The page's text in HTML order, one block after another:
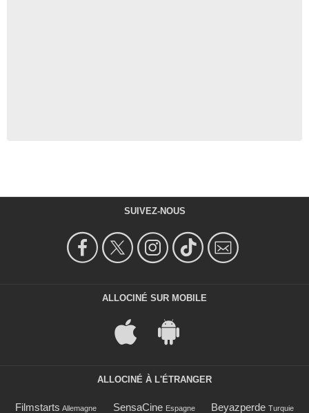
SUIVEZ-NOUS
ALLOCINÉ SUR MOBILE
ALLOCINÉ À L'ÉTRANGER
Filmstarts Allemagne SensaCine Espagne Beyazperde Turquie